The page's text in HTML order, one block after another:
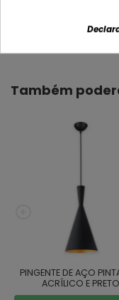
Também
PINGENTE DE AÇO
ACRÍLICO E PRETO